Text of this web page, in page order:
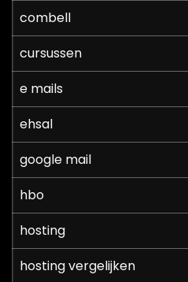
combell
cursussen
e mails
ehsal
google mail
hbo
hosting
hosting vergelijken